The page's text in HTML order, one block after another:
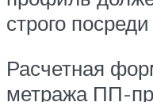
строго посреди
Расчетная
метража ПП-